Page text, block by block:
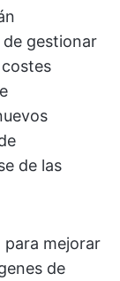
gestionar
de las
mejorar
de